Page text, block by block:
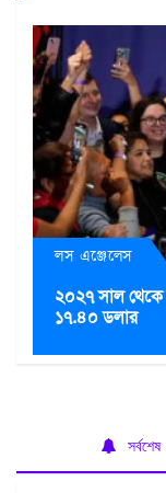
লস এঞ্জেলেস
২০২৭ সাল থেকে
১৭.৪০ ডলার
সর্বশেষ